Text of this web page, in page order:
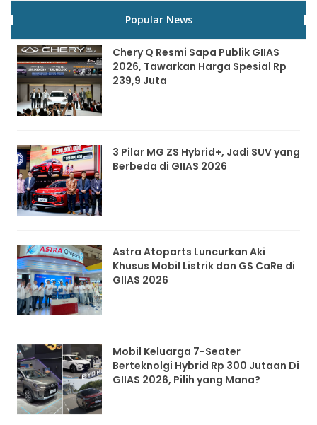
Popular News
Chery Q Resmi Sapa Publik GIIAS
2026, Tawarkan Harga Spesial Rp
239,9 Juta
3 Pilar MG ZS Hybrid+, Jadi SUV yang
Berbeda di GIIAS 2026
Astra Atoparts Luncurkan Aki
Khusus Mobil Listrik dan GS CaRe di
GIIAS 2026
Mobil Keluarga 7-Seater
Berteknolgi Hybrid Rp 300 Jutaan Di
GIIAS 2026, Pilih yang Mana?